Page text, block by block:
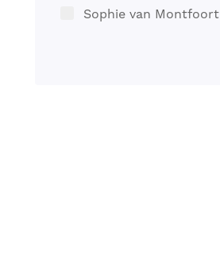
Sophie van Montfoort